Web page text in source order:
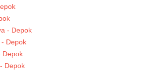
- Depok
- Depok
Depok
Depok